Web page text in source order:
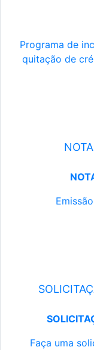
Programa de
quitação de
Faça uma